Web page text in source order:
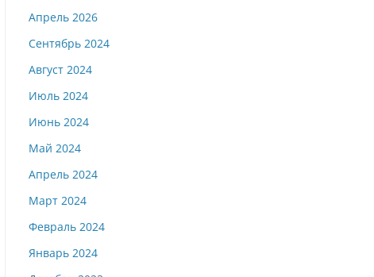
Апрель 2026
Сентябрь 2024
Август 2024
Июль 2024
Июнь 2024
Май 2024
Апрель 2024
Март 2024
Февраль 2024
Январь 2024